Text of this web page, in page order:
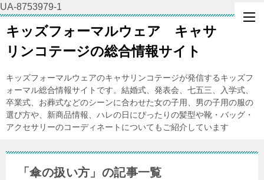
UA-8753979-1
キッズフォーマルウェア キャサ
リンコテージの総合情報サイト
キッズフォーマルウェアのキャサリンコテージが発信するキッズフ
ォーマル総合情報サイトです。結婚式、発表会、七五三、入学式、
卒業式、お葬式などのシーンに合わせた女の子用、男の子用の服の
選び方や、新商品情報、ハレの日にぴったりの髪型や靴・バッグ・
アクセサリーのコーディネートについてもご紹介しています
「傘の扱い方」の記事一覧